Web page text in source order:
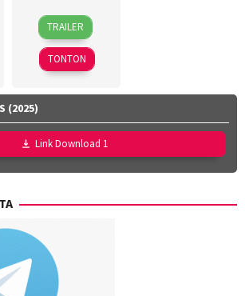
14
Nov
2024
Chad
Bishoff
TRAILER
TONTON
(2025)
Link Download 1